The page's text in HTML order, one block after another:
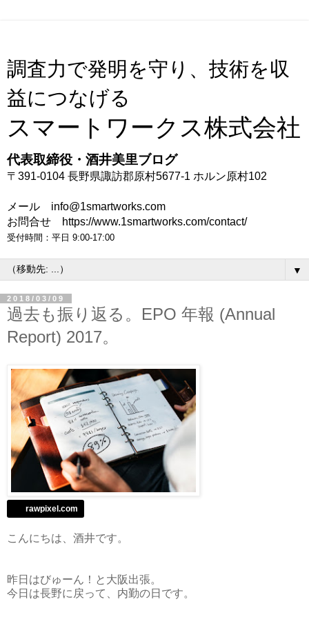
調査力で発明を守り、技術を収
益につなげる
スマートワークス株式会社
代表取締役・酒井美里ブログ
〒391-0104 長野県諏訪郡原村5677-1 ホルン原村102
メール info@1smartworks.com
お問合せ https://www.1smartworks.com/contact/
受付時間：平日 9:00-17:00
▼
2018/03/09
過去も振り返る。EPO 年報 (Annual
Report) 2017。
rawpixel.com
こんにちは、酒井です。
昨日はびゅーん！と大阪出張。
今日は長野に戻って、内勤の日です。